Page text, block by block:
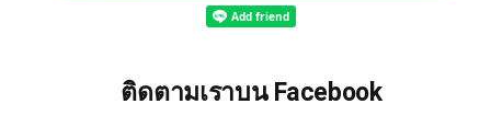
ติดตามเราบน Facebook